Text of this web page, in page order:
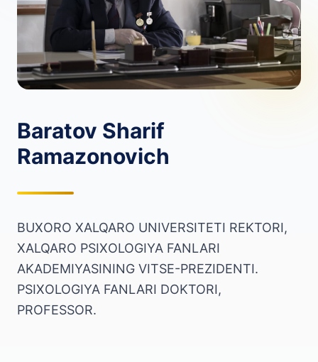
Baratov Sharif
Ramazonovich
BUXORO XALQARO UNIVERSITETI REKTORI,
XALQARO PSIXOLOGIYA FANLARI
AKADEMIYASINING VITSE-PREZIDENTI.
PSIXOLOGIYA FANLARI DOKTORI,
PROFESSOR.